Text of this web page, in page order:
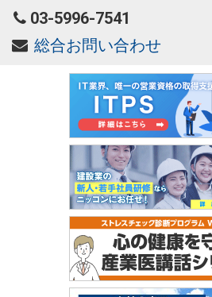
03-5996-7541
総合お問い合わせ